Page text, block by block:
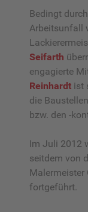
Bedingt
Arbeitsunfall
Seifarth
engagierte
Reinhardt ist
die
bzw. den -
Im Juli 2012
seitdem von
Malermeister
fortgeführt.